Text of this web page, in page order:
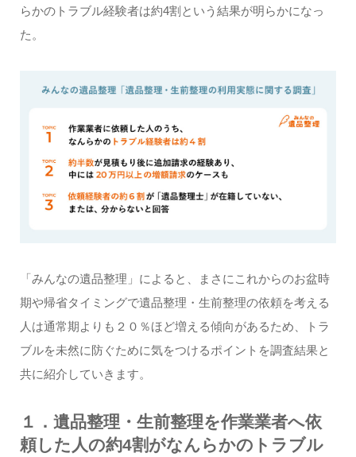
らかのトラブル経験者は約4割という結果が明らかになっ
た。
「みんなの遺品整理」によると、まさにこれからのお盆時
期や帰省タイミングで遺品整理・生前整理の依頼を考える
人は通常期よりも２０％ほど増える傾向があるため、トラ
ブルを未然に防ぐために気をつけるポイントを調査結果と
共に紹介していきます。
１．遺品整理・生前整理を作業業者へ依
頼した人の約4割がなんらかのトラブル